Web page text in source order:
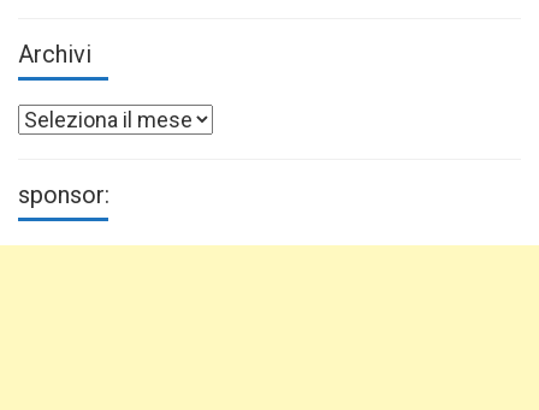
Archivi
Archivi
sponsor: